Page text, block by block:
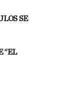
SE
“EL